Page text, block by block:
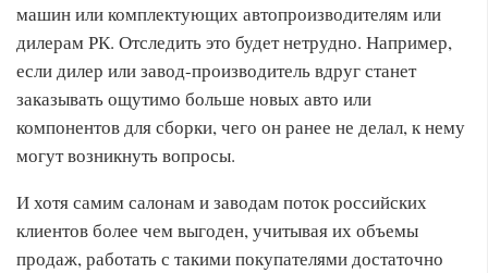
машин или комплектующих автопроизводителям или
дилерам РК. Отследить это будет нетрудно. Например,
если дилер или завод-производитель вдруг станет
заказывать ощутимо больше новых авто или
компонентов для сборки, чего он ранее не делал, к нему
могут возникнуть вопросы.
И хотя самим салонам и заводам поток российских
клиентов более чем выгоден, учитывая их объемы
продаж, работать с такими покупателями достаточно